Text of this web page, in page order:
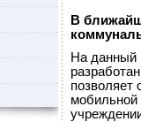
В
На данный
позволяет
мобильной